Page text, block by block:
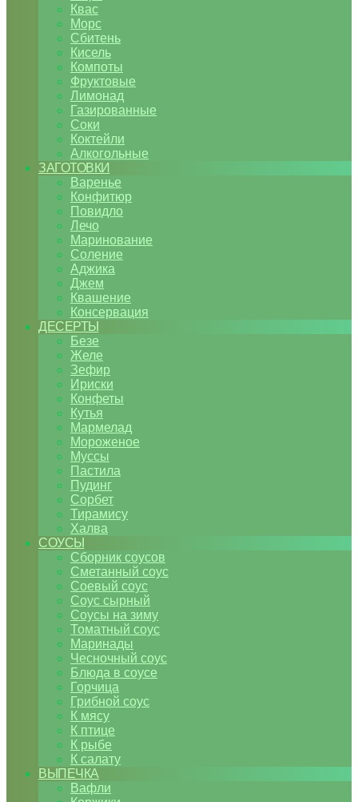
Квас
Морс
Сбитень
Кисель
Компоты
Фруктовые
Лимонад
Газированные
Соки
Коктейли
Алкогольные
ЗАГОТОВКИ
Варенье
Конфитюр
Повидло
Лечо
Маринование
Соление
Аджика
Джем
Квашение
Консервация
ДЕСЕРТЫ
Безе
Желе
Зефир
Ириски
Конфеты
Кутья
Мармелад
Мороженое
Муссы
Пастила
Пудинг
Сорбет
Тирамису
Халва
СОУСЫ
Сборник соусов
Сметанный соус
Соевый соус
Соус сырный
Соусы на зиму
Томатный соус
Маринады
Чесночный соус
Блюда в соусе
Горчица
Грибной соус
К мясу
К птице
К рыбе
К салату
ВЫПЕЧКА
Вафли